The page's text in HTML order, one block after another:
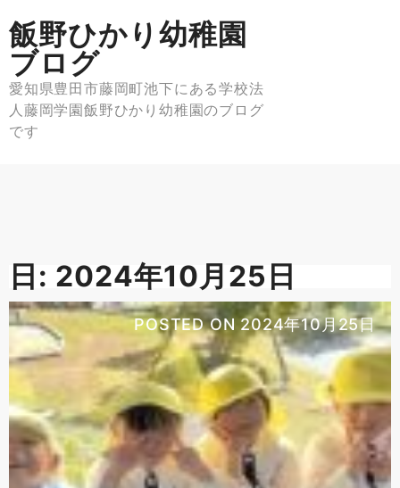
to
content
飯野ひかり幼稚園
ブログ
愛知県豊田市藤岡町池下にある学校法
人藤岡学園飯野ひかり幼稚園のブログ
です
日: 2024年10月25日
POSTED ON2024年10月25日